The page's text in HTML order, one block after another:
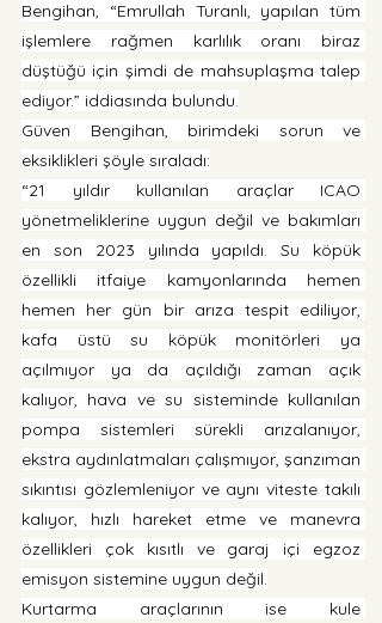
Bengihan, “Emrullah Turanlı, yapılan tüm
işlemlere rağmen karlılık oranı biraz
düştüğü için şimdi de mahsuplaşma talep
ediyor.” iddiasında bulundu.
Güven Bengihan, birimdeki sorun ve
eksiklikleri şöyle sıraladı:
“21 yıldır kullanılan araçlar ICAO
yönetmeliklerine uygun değil ve bakımları
en son 2023 yılında yapıldı. Su köpük
özellikli itfaiye kamyonlarında hemen
hemen her gün bir arıza tespit ediliyor,
kafa üstü su köpük monitörleri ya
açılmıyor ya da açıldığı zaman açık
kalıyor, hava ve su sisteminde kullanılan
pompa sistemleri sürekli arızalanıyor,
ekstra aydınlatmaları çalışmıyor, şanzıman
sıkıntısı gözlemleniyor ve aynı viteste takılı
kalıyor, hızlı hareket etme ve manevra
özellikleri çok kısıtlı ve garaj içi egzoz
emisyon sistemine uygun değil.
Kurtarma araçlarının ise kule